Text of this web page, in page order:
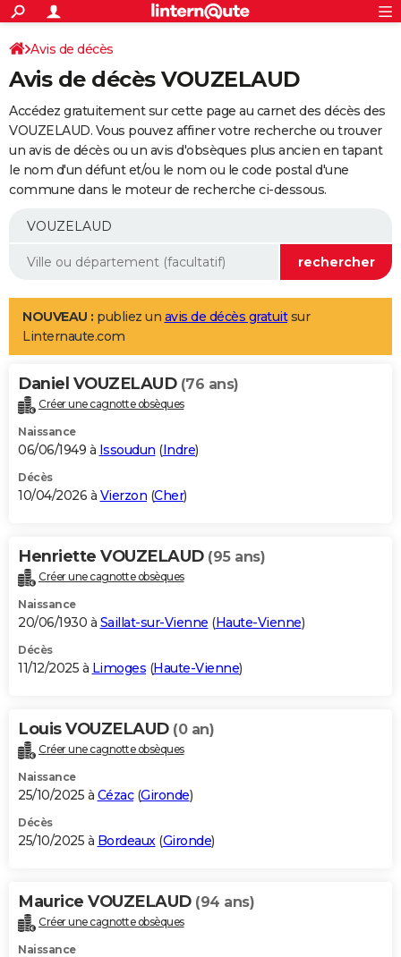
ACTUALITÉS
Politique
Société
Faits Divers
Education
Monde
Villes
+
SPORT
Coupe du monde 2026
Football
Tennis
Cyclisme
Rugby
Forum
Programme TV
TNT
Streaming
Cinéma
Sorties cinéma
Musique
+
FINANCE
Impôts
Immobilier
Risques naturels par ville
Banque
Assurance
Crédit
AUTO
Essais
Réserver un essai
Citadines
Berlines
SUV
Forum auto
+
Mobiles
Meilleur smartphone
Internet
Ordinateurs
Jeux vidéo
Guide high-tech
Aménagement intérieur
LIFESTYLE
Art de vivre
Bien-être
Loisirs
Mode
Modes de vie
Alimentation
Guide de la santé
Maladies
Médicaments
Sommeil
VOYAGE
Destinations
City break
Voyage nature
Voyage de noces
Forum
Climat
+PHOTO
GUIDES D'ACHAT
BONS PLANS
Carte de Noël
Carte Bonne année
Carte Saint-Valentin
Carte Pâques
Carte d'anniversaire
DICTIONNAIRE
Dictionnaire
Biographies
Citations
Expressions
Proverbes
PROGRAMME TV
S'inscrire
Se connecter
Lycées
Collèges
Primaires
Universités
Entreprises
Service militaire
Avis de recherche
AVIS DE DÉCÈS
Bricolage
Lifestyle
Culture
Sport
Auto
Television
Voyage
Cinema
Avis de décès
Avis de décès VOUZELAUD
Accédez gratuitement sur cette page au carnet des décès des
VOUZELAUD. Vous pouvez affiner votre recherche ou trouver
un avis de décès ou un avis d'obsèques plus ancien en tapant
le nom d'un défunt et/ou le nom ou le code postal d'une
commune dans le moteur de recherche ci-dessous.
NOUVEAU : publiez un avis de décès gratuitsur
Linternaute.com
Daniel VOUZELAUD (76 ans)
Créer une cagnotte obsèques
Naissance
06/06/1949 à Issoudun (Indre)
Décès
10/04/2026 à Vierzon (Cher)
Henriette VOUZELAUD (95 ans)
Créer une cagnotte obsèques
Naissance
20/06/1930 à Saillat-sur-Vienne (Haute-Vienne)
Décès
11/12/2025 à Limoges (Haute-Vienne)
Louis VOUZELAUD (0 an)
Créer une cagnotte obsèques
Naissance
25/10/2025 à Cézac(Gironde)
Décès
25/10/2025 à Bordeaux(Gironde)
Maurice VOUZELAUD (94 ans)
Créer une cagnotte obsèques
Naissance